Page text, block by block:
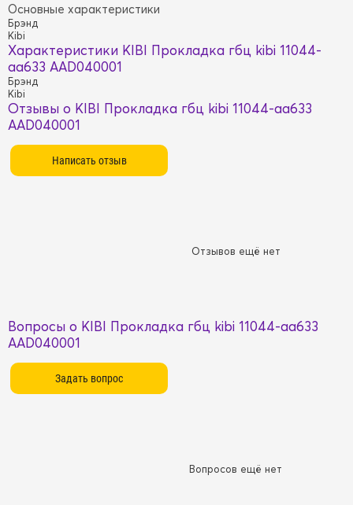
Основные характеристики
Брэнд
Kibi
Характеристики KIBI Прокладка гбц kibi 11044-
aa633 AAD040001
Брэнд
Kibi
Отзывы о KIBI Прокладка гбц kibi 11044-aa633
AAD040001
Отзывов ещё нет
Вопросы о KIBI Прокладка гбц kibi 11044-aa633
AAD040001
Вопросов ещё нет